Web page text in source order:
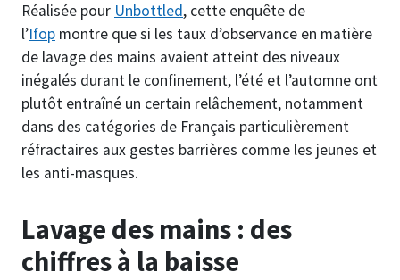
Réalisée pour Unbottled, cette enquête de
l’Ifop montre que si les taux d’observance en matière
de lavage des mains avaient atteint des niveaux
inégalés durant le confinement, l’été et l’automne ont
plutôt entraîné un certain relâchement, notamment
dans des catégories de Français particulièrement
réfractaires aux gestes barrières comme les jeunes et
les anti-masques.
Lavage des mains : des
chiffres à la baisse